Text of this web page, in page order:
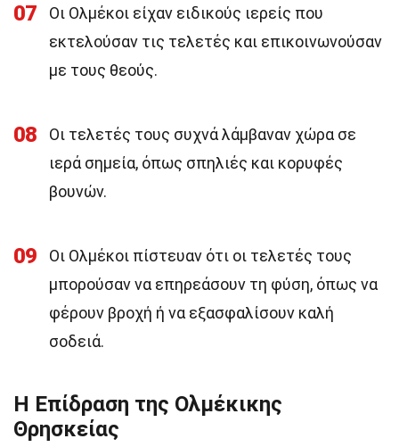
07
Οι Ολμέκοι είχαν ειδικούς ιερείς που
εκτελούσαν τις τελετές και επικοινωνούσαν
με τους θεούς.
08
Οι τελετές τους συχνά λάμβαναν χώρα σε
ιερά σημεία, όπως σπηλιές και κορυφές
βουνών.
09
Οι Ολμέκοι πίστευαν ότι οι τελετές τους
μπορούσαν να επηρεάσουν τη φύση, όπως να
φέρουν βροχή ή να εξασφαλίσουν καλή
σοδειά.
Η Επίδραση της Ολμέκικης
Θρησκείας